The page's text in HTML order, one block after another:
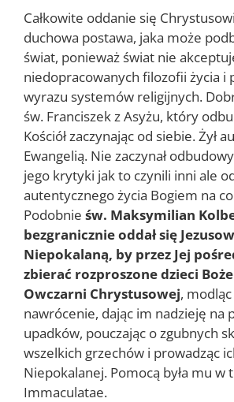
Całkowite oddanie się
duchowa postawa, jaka może
świat, ponieważ świat nie
niedopracowanych filozofii życia i
wyrazu systemów religijnych.
św. Franciszek z Asyżu, który
Kościół zaczynając od siebie. Żył
Ewangelią. Nie zaczynał
jego krytyki jak to czynili inni ale
autentycznego życia Bogiem na
Podobnie św. Maksymilian
bezgranicznie oddał się
Niepokalaną, by przez Jej
zbierać rozproszone dzieci
Owczarni Chrystusowej,
nawrócenie, dając im nadzieję na
upadków, pouczając o zgubnych
wszelkich grzechów i prowadząc
Niepokalanej. Pomocą była mu w
Immaculatae.